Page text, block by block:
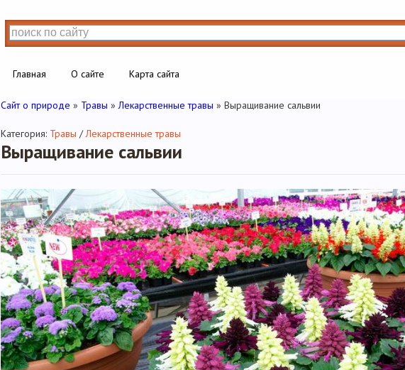
Главная О сайте Карта сайта
Сайт о природе » Травы »Лекарственные травы » Выращивание сальвии
Категория: Травы /Лекарственные травы
Выращивание сальвии